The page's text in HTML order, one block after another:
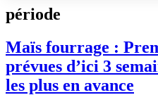
période
Maïs fourrage :
prévues d’ici 3
les plus en avance